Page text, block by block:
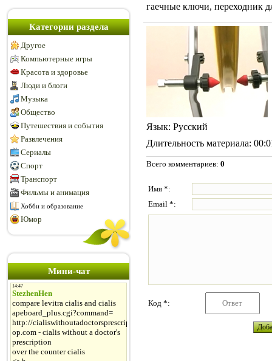
Категории раздела
Другое
Компьютерные игры
Красота и здоровье
Люди и блоги
Музыка
Общество
Путешествия и события
Развлечения
Сериалы
Спорт
Транспорт
Фильмы и анимация
Хобби и образование
Юмор
Мини-чат
гаечные ключи, переходник
Язык: Русский
Длительность материала:
Всего комментариев: 0
Имя *:
Email *:
Код *: